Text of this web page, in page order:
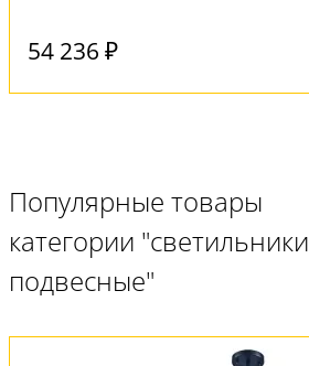
54 236 ₽
Популярные товары
категории "светильники
подвесные"